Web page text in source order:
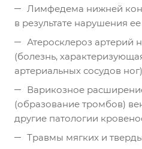
Лимфедема нижней
в результате нарушения ее
Атеросклероз артерий
(болезнь,
артериальных сосудов
Варикозное
(образование тромбов)
другие патологии
Травмы мягких и